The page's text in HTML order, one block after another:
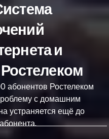
и
абонентов Ростелеком
с домашним
устраняется ещё до